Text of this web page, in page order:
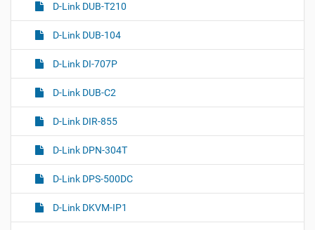
D-Link DUB-T210
D-Link DUB-104
D-Link DI-707P
D-Link DUB-C2
D-Link DIR-855
D-Link DPN-304T
D-Link DPS-500DC
D-Link DKVM-IP1